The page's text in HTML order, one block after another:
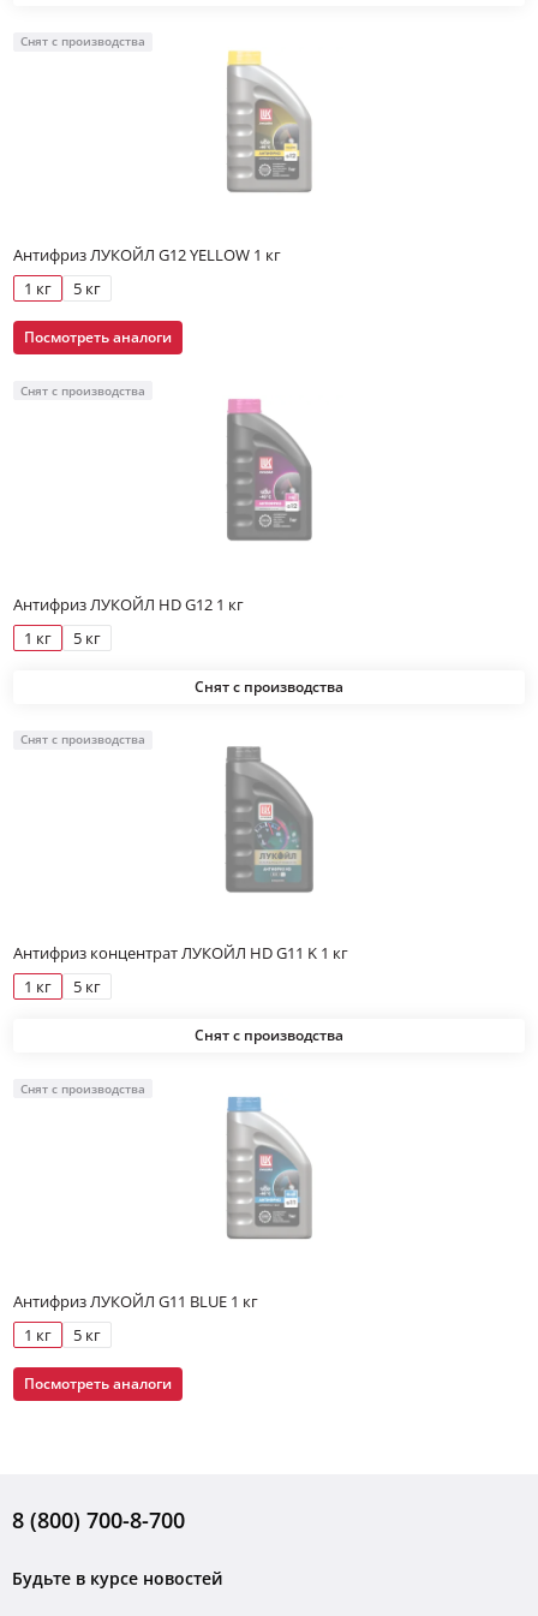
Снят с производства
Антифриз ЛУКОЙЛ G12 YELLOW 1 кг
1 кг
5 кг
Посмотреть аналоги
Снят с производства
Антифриз ЛУКОЙЛ HD G12 1 кг
1 кг
5 кг
Снят с производства
Снят с производства
Антифриз концентрат ЛУКОЙЛ HD G11 K 1 кг
1 кг
5 кг
Снят с производства
Снят с производства
Антифриз ЛУКОЙЛ G11 BLUE 1 кг
1 кг
5 кг
Посмотреть аналоги
8 (800) 700-8-700
Будьте в курсе новостей